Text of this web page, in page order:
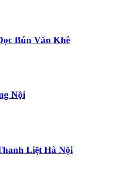
Bún Văn Khê
Nội
Liệt Hà Nội